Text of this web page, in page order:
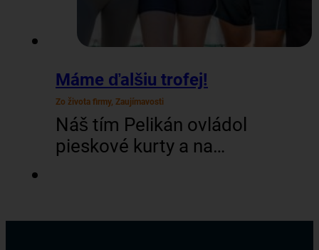
Máme ďalšiu trofej!
Zo života firmy, Zaujímavosti
Náš tím Pelikán ovládol
pieskové kurty a na